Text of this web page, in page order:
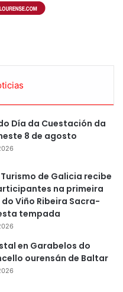
Día da Cuestación da
8 de agosto
de Galicia recibe
na primeira
Viño Ribeira Sacra-
tempada
en Garabelos do
ourensán de Baltar